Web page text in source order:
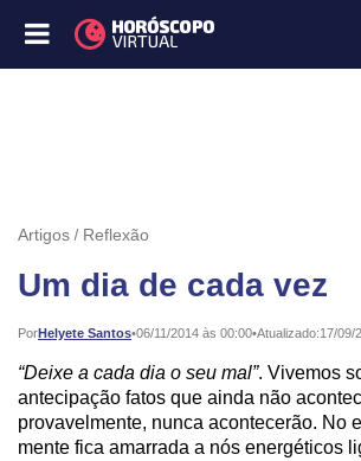
Artigos Reflexão
Um dia de cada vez
PorHelyete Santos•
Publicado: 06/11/2014 às 00:00•Atualizado:17/09/
“Deixe a cada dia o seu mal”. Vivemos
antecipação fatos que ainda não
provavelmente, nunca acontecerão. No
mente fica amarrada a nós energéticos